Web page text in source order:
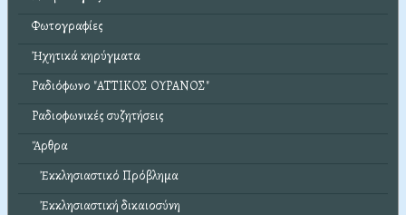
Φωτογραφίες
Ἠχητικά κηρύγματα
Ραδιόφωνο "ΑΤΤΙΚΟΣ ΟΥΡΑΝΟΣ"
Ραδιοφωνικές συζητήσεις
Ἄρθρα
Ἐκκλησιαστικό Πρόβλημα
Ἐκκλησιαστική δικαιοσύνη